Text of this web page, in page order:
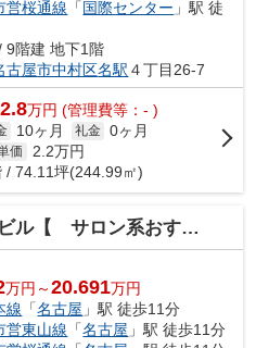
営桜通線 「国際センター 」駅 徒
9階建 地下1階
古屋市中村区名駅 ４丁目26-7
万円 (管理費等：- )
10ヶ月 礼金 0ヶ月
価 2.2万円
/ 74.11坪(244.99㎡)
【 サロン系おすすめ 】
万円～20.691万円
線 「名古屋 」駅 徒歩11分
営東山線 「名古屋 」駅 徒歩11分